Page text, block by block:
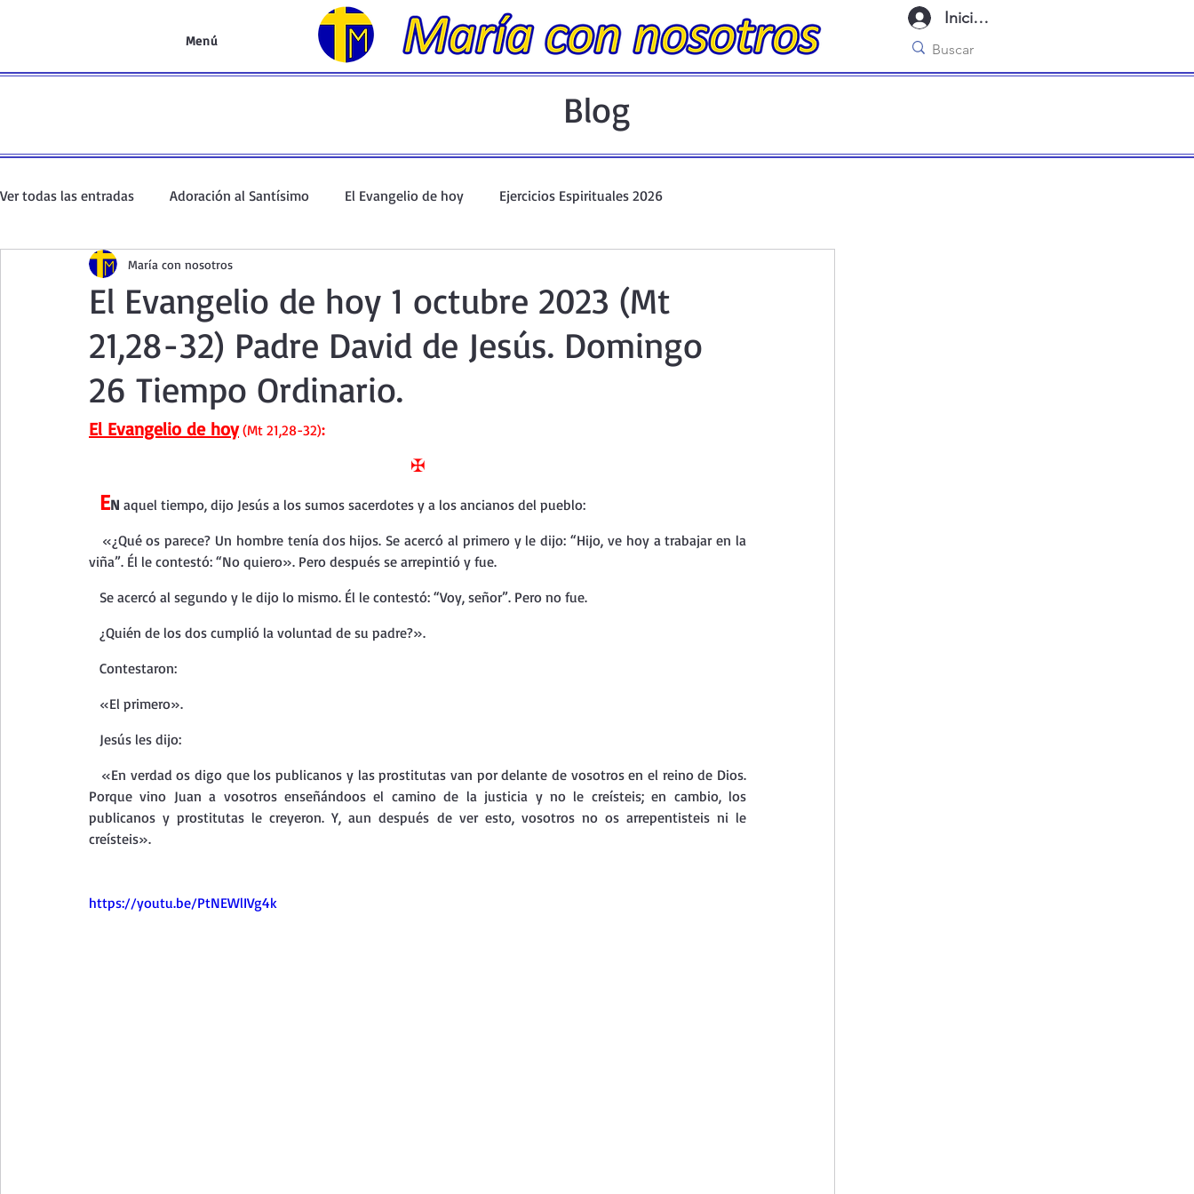
Menú
Iniciar sesión
Blog
Ver todas las entradas Adoración al Santísimo El Evangelio de hoy Ejercicios Espirituales 2026
Oración de la mañana El Evangelio en un minuto
Curso de oración Curso del Catecismo Santo Rosario y Coronilla Oraciones Eucarísticas
Curso de vida espiritual Santa Teresita - Acto de Ofrenda
Taller de oración con los Salmos Retiro Adviento - Navidad Ejercicios Esp. Cuaresma 2023
Meditaciones Semana Santa 2023
El Evangelio de hoy 1 octubre 2023 (Mt
21,28-32) Padre David de Jesús. Domingo
26 Tiempo Ordinario.
María con nosotros
El Evangelio de hoy (Mt 21,28-32):
✠
EN aquel tiempo, dijo Jesús a los sumos sacerdotes y a los ancianos del pueblo:
viña”. Él le contestó: “No quiero». Pero después se arrepintió y fue.
   Se acercó al segundo y le dijo lo mismo. Él le contestó: “Voy, señor”. Pero no fue.
   ¿Quién de los dos cumplió la voluntad de su padre?».
   Contestaron:
   «El primero».
   Jesús les dijo:
Porque vino Juan a vosotros enseñándoos el camino de la justicia y no le creísteis; en cambio, los
publicanos y prostitutas le creyeron. Y, aun después de ver esto, vosotros no os arrepentisteis ni le
creísteis».
https://youtu.be/PtNEWlIVg4k